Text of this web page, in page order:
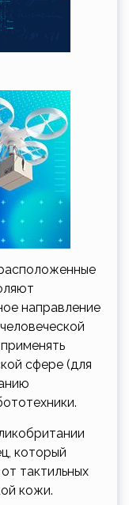
направление
сфере (для
который
тактильных
кожи.